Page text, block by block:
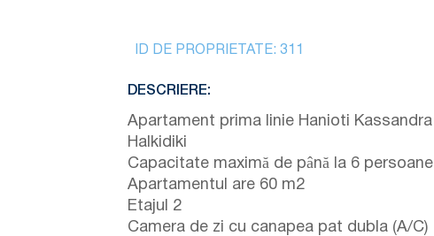
ID DE PROPRIETATE: 311
DESCRIERE:
Apartament prima linie Hanioti Kassandra
Halkidiki
Capacitate maximă de până la 6 persoane
Apartamentul are 60 m2
Etajul 2
Camera de zi cu canapea pat dubla (A/C)